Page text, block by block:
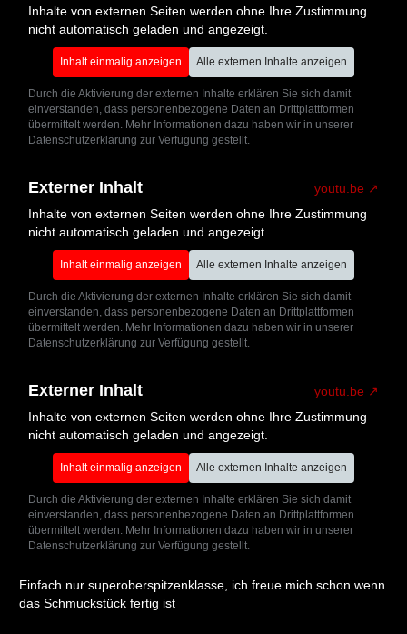
Inhalte von externen Seiten werden ohne Ihre Zustimmung
nicht automatisch geladen und angezeigt.
Inhalt einmalig anzeigen Alle externen Inhalte anzeigen
Durch die Aktivierung der externen Inhalte erklären Sie sich damit
einverstanden, dass personenbezogene Daten an Drittplattformen
übermittelt werden. Mehr Informationen dazu haben wir in unserer
Datenschutzerklärung zur Verfügung gestellt.
Externer Inhalt
youtu.be
Inhalte von externen Seiten werden ohne Ihre Zustimmung
nicht automatisch geladen und angezeigt.
Inhalt einmalig anzeigen Alle externen Inhalte anzeigen
Durch die Aktivierung der externen Inhalte erklären Sie sich damit
einverstanden, dass personenbezogene Daten an Drittplattformen
übermittelt werden. Mehr Informationen dazu haben wir in unserer
Datenschutzerklärung zur Verfügung gestellt.
Externer Inhalt
youtu.be
Inhalte von externen Seiten werden ohne Ihre Zustimmung
nicht automatisch geladen und angezeigt.
Inhalt einmalig anzeigen Alle externen Inhalte anzeigen
Durch die Aktivierung der externen Inhalte erklären Sie sich damit
einverstanden, dass personenbezogene Daten an Drittplattformen
übermittelt werden. Mehr Informationen dazu haben wir in unserer
Datenschutzerklärung zur Verfügung gestellt.
Einfach nur superoberspitzenklasse, ich freue mich schon wenn
das Schmuckstück fertig ist